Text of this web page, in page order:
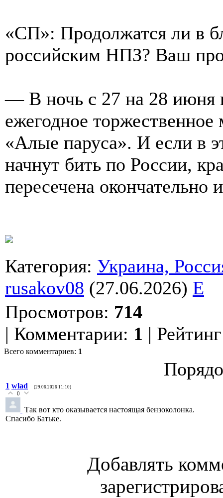
«СП»: Продолжатся ли в
российским НПЗ? Ваш
— В ночь с 27 на 28 июня
ежегодное
«Алые паруса». И если в
начнут бить по России,
пересечена окончательно
Категория: Украина,
rusakov08 (27.06.2026) E
Просмотров: 714
| Комментарии: 1 | Рейтинг
Всего комментариев: 1
1 wlad (29.06.2026 11:10)
0
Так вот кто оказывается настоящая бензоколонка.
Спасибо Батьке.
Добавлять